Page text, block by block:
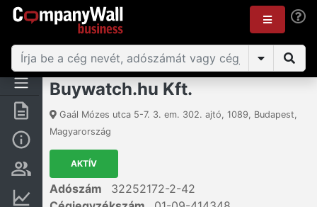
Összegzés
Alap információk
Személyek és tulajdonjog
Buywatch.hu Kft.
Gaál Mózes utca 5-7. 3. em. 302. ajtó, 1089, Budapest,
Magyarország
AKTÍV
Adószám
32252172-2-42